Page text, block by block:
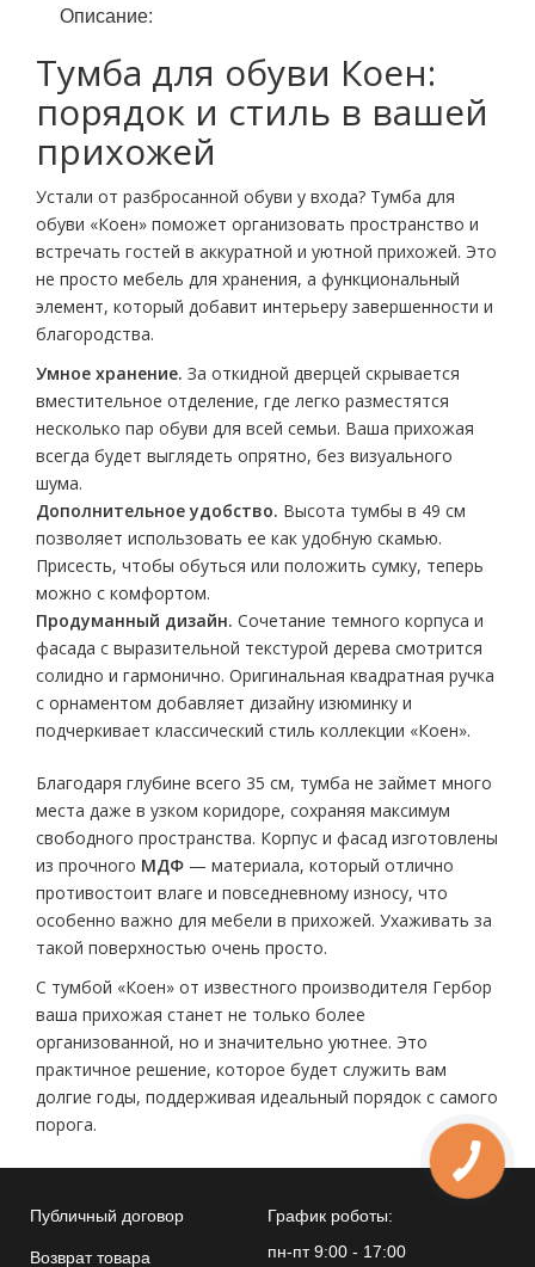
Описание:
Тумба для обуви Коен:
порядок и стиль в вашей
прихожей
Устали от разбросанной обуви у входа? Тумба для
обуви «Коен» поможет организовать пространство и
встречать гостей в аккуратной и уютной прихожей. Это
не просто мебель для хранения, а функциональный
элемент, который добавит интерьеру завершенности и
благородства.
Умное хранение. За откидной дверцей скрывается
вместительное отделение, где легко разместятся
несколько пар обуви для всей семьи. Ваша прихожая
всегда будет выглядеть опрятно, без визуального
шума.
Дополнительное удобство. Высота тумбы в 49 см
позволяет использовать ее как удобную скамью.
Присесть, чтобы обуться или положить сумку, теперь
можно с комфортом.
Продуманный дизайн. Сочетание темного корпуса и
фасада с выразительной текстурой дерева смотрится
солидно и гармонично. Оригинальная квадратная ручка
с орнаментом добавляет дизайну изюминку и
подчеркивает классический стиль коллекции «Коен».
Благодаря глубине всего 35 см, тумба не займет много
места даже в узком коридоре, сохраняя максимум
свободного пространства. Корпус и фасад изготовлены
из прочного МДФ — материала, который отлично
противостоит влаге и повседневному износу, что
особенно важно для мебели в прихожей. Ухаживать за
такой поверхностью очень просто.
С тумбой «Коен» от известного производителя Гербор
ваша прихожая станет не только более
организованной, но и значительно уютнее. Это
практичное решение, которое будет служить вам
долгие годы, поддерживая идеальный порядок с самого
порога.
Публичный договор
Возврат товара
График роботы:
пн-пт 9:00 - 17:00